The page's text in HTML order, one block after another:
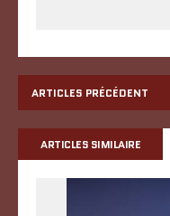
ARTICLES PRÉCÉDENT
ARTICLES SIMILAIRE